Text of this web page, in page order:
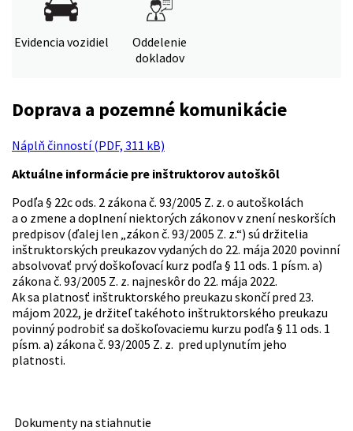
Evidencia vozidiel
Oddelenie
dokladov
Doprava a pozemné komunikácie
Náplň činností (PDF, 311 kB)
Aktuálne informácie pre inštruktorov autoškôl
Podľa § 22c ods. 2 zákona č. 93/2005 Z. z. o autoškolách
a o zmene a doplnení niektorých zákonov v znení neskorších
predpisov (ďalej len „zákon č. 93/2005 Z. z.“) sú držitelia
inštruktorských preukazov vydaných do 22. mája 2020 povinní
absolvovať prvý doškoľovací kurz podľa § 11 ods. 1 písm. a)
zákona č. 93/2005 Z. z. najneskôr do 22. mája 2022.
Ak sa platnosť inštruktorského preukazu skončí pred 23.
májom 2022, je držiteľ takéhoto inštruktorského preukazu
povinný podrobiť sa doškoľovaciemu kurzu podľa § 11 ods. 1
písm. a) zákona č. 93/2005 Z. z. pred uplynutím jeho
platnosti.
Dokumenty na stiahnutie